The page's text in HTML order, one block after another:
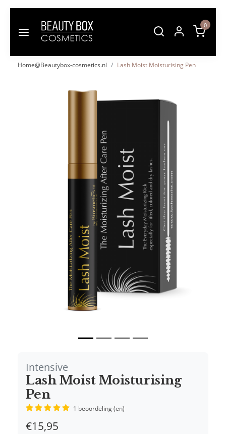
0
Home@Beautybox-cosmetics.nl Lash Moist Moisturising Pen
Intensive
Lash Moist Moisturising
Pen
1 beoordeling (en)
€15,95